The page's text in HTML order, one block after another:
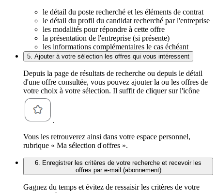
le détail du poste recherché et les éléments de contrat
le détail du profil du candidat recherché par l'entreprise
les modalités pour répondre à cette offre
la présentation de l'entreprise (si présente)
les informations complémentaires le cas échéant
5. Ajouter à votre sélection les offres qui vous intéressent
Depuis la page de résultats de recherche ou depuis le détail
d'une offre consultée, vous pouvez ajouter la ou les offres de
votre choix à votre sélection. Il suffit de cliquer sur l'icône
.
Vous les retrouverez ainsi dans votre espace personnel,
rubrique « Ma sélection d'offres ».
6. Enregistrer les critères de votre recherche et recevoir les
offres par e-mail (abonnement)
Gagnez du temps et évitez de ressaisir les critères de votre